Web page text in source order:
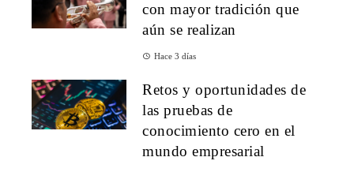
con mayor tradición que
aún se realizan
Hace 3 días
Retos y oportunidades de
las pruebas de
conocimiento cero en el
mundo empresarial